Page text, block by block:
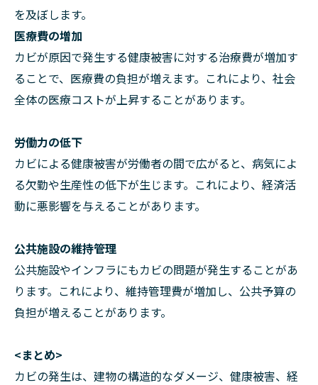
を及ぼします。
医療費の増加
カビが原因で発生する健康被害に対する治療費が増加す
ることで、医療費の負担が増えます。これにより、社会
全体の医療コストが上昇することがあります。
労働力の低下
カビによる健康被害が労働者の間で広がると、病気によ
る欠勤や生産性の低下が生じます。これにより、経済活
動に悪影響を与えることがあります。
公共施設の維持管理
公共施設やインフラにもカビの問題が発生することがあ
ります。これにより、維持管理費が増加し、公共予算の
負担が増えることがあります。
<まとめ>
カビの発生は、建物の構造的なダメージ、健康被害、経